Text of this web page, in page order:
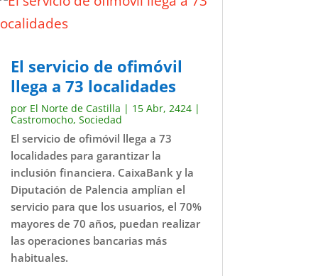
El servicio de ofimóvil
llega a 73 localidades
por El Norte de Castilla | 15 Abr, 2424|
Castromocho, Sociedad
El servicio de ofimóvil llega a 73
localidades para garantizar la
inclusión financiera. CaixaBank y la
Diputación de Palencia amplían el
servicio para que los usuarios, el 70%
mayores de 70 años, puedan realizar
las operaciones bancarias más
habituales.